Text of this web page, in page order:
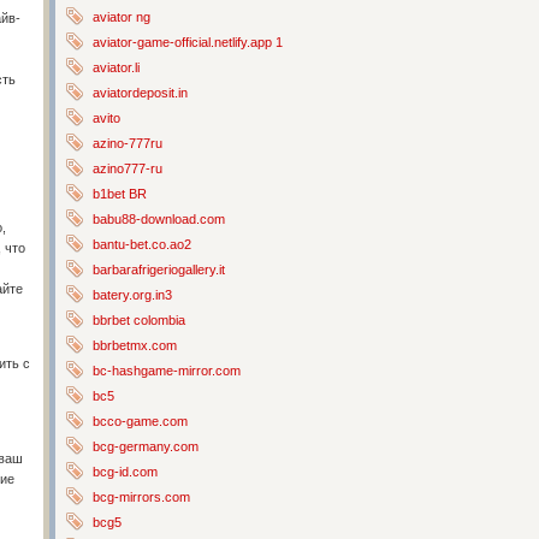
что
с
aviator ng
aviator-game-official.netlify.app 1
aviator.li
aviatordeposit.in
avito
azino-777ru
azino777-ru
b1bet BR
babu88-download.com
bantu-bet.co.ao2
barbarafrigeriogallery.it
batery.org.in3
bbrbet colombia
bbrbetmx.com
bc-hashgame-mirror.com
bc5
bcco-game.com
bcg-germany.com
bcg-id.com
bcg-mirrors.com
bcg5